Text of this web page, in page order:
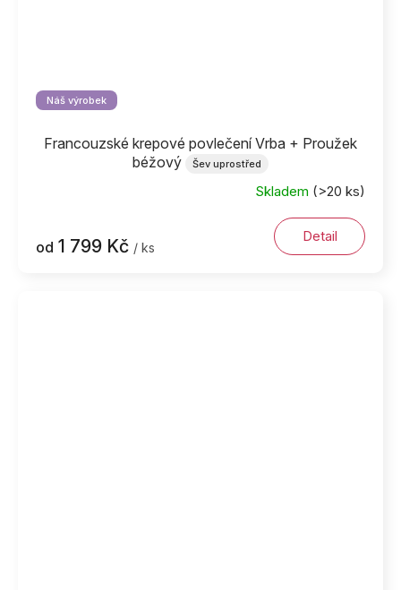
Náš výrobek
Francouzské krepové povlečení Vrba + Proužek
béžový
Šev uprostřed
Skladem (>20 ks)
od 1 799 Kč / ks
Detail